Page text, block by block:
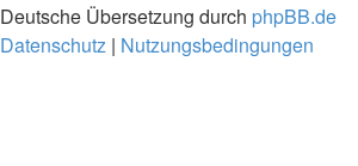
Deutsche Übersetzung durch phpBB.de
Datenschutz | Nutzungsbedingungen